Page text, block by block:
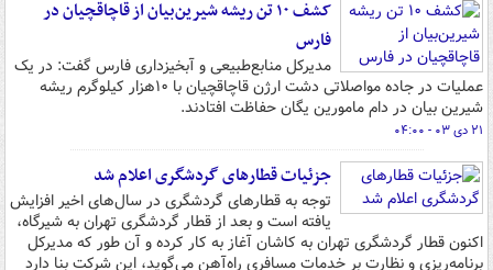
کشف ۱۰ تن ریشه شیرین‌بیان از قاچاقچیان در
فارس
مدیرکل منابع‌طبیعی و آبخیزداری فارس گفت: در یک
عملیات در جاده مواصلاتی دشت ارژن قاچاقچیان با ۱۰هزار کیلوگرم ریشه
شیرین بیان در دام مامورین یگان حفاظت افتادند.
۲۱ دی ۰۳ - ۰۴:۰۰
جزئیات قطارهای گردشگری اعلام شد
توجه به قطارهای گردشگری در سال‌های اخیر افزایش
یافته است و بعد از قطار گردشگری تهران به شیرگاه،
اکنون قطار گردشگری تهران به کاشان آغاز به کار کرده و آن طور که مدیرکل
برنامه‌ریزی و نظارت بر خدمات مسافری راه‌آهن می‌گوید، این شرکت بنا دارد